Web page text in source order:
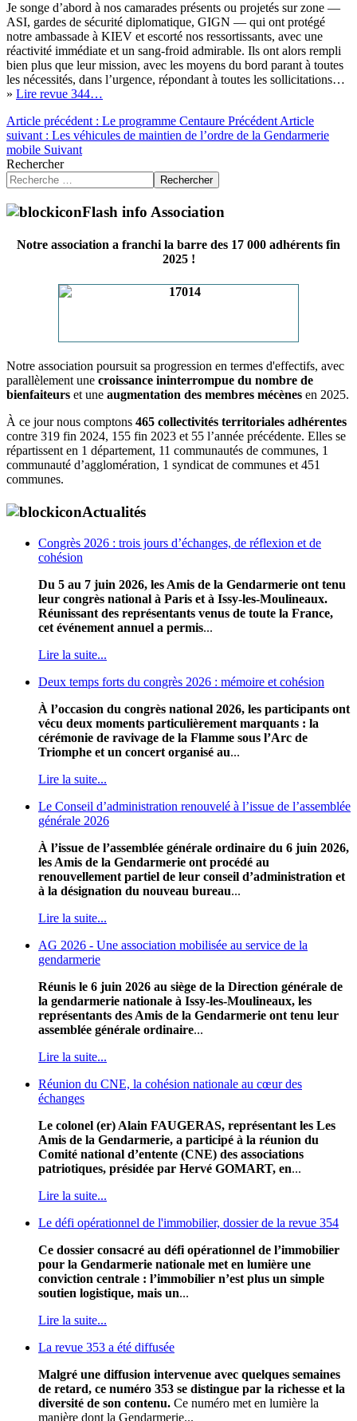
Je songe d’abord à nos camarades présents ou projetés sur zone —
ASI, gardes de sécurité diplomatique, GIGN — qui ont protégé
notre ambassade à KIEV et escorté nos ressortissants, avec une
réactivité immédiate et un sang-froid admirable. Ils ont alors rempli
bien plus que leur mission, avec les moyens du bord parant à toutes
les nécessités, dans l’urgence, répondant à toutes les sollicitations…
» Lire revue 344…
Article précédent : Le programme Centaure PrécédentArticle
suivant : Les véhicules de maintien de l’ordre de la Gendarmerie
mobile Suivant
Rechercher
Rechercher
Flash info Association
Notre association a franchi la barre des 17 000 adhérents fin
2025 !
Notre association poursuit sa progression en termes d'effectifs, avec
parallèlement une croissance ininterrompue du nombre de
bienfaiteurs et une augmentation des membres mécènes en 2025.
À ce jour nous comptons 465 collectivités territoriales adhérentes
contre 319 fin 2024, 155 fin 2023 et 55 l’année précédente. Elles se
répartissent en 1 département, 11 communautés de communes, 1
communauté d’agglomération, 1 syndicat de communes et 451
communes.
Actualités
Congrès 2026 : trois jours d’échanges, de réflexion et de
cohésion
Du 5 au 7 juin 2026, les Amis de la Gendarmerie ont tenu
leur congrès national à Paris et à Issy-les-Moulineaux.
Réunissant des représentants venus de toute la France,
cet événement annuel a permis...
Lire la suite...
Deux temps forts du congrès 2026 : mémoire et cohésion
À l’occasion du congrès national 2026, les participants ont
vécu deux moments particulièrement marquants : la
cérémonie de ravivage de la Flamme sous l’Arc de
Triomphe et un concert organisé au...
Lire la suite...
Le Conseil d’administration renouvelé à l’issue de l’assemblée
générale 2026
À l’issue de l’assemblée générale ordinaire du 6 juin 2026,
les Amis de la Gendarmerie ont procédé au
renouvellement partiel de leur conseil d’administration et
à la désignation du nouveau bureau...
Lire la suite...
AG 2026 - Une association mobilisée au service de la
gendarmerie
Réunis le 6 juin 2026 au siège de la Direction générale de
la gendarmerie nationale à Issy-les-Moulineaux, les
représentants des Amis de la Gendarmerie ont tenu leur
assemblée générale ordinaire...
Lire la suite...
Réunion du CNE, la cohésion nationale au cœur des
échanges
Le colonel (er) Alain FAUGERAS, représentant les Les
Amis de la Gendarmerie, a participé à la réunion du
Comité national d’entente (CNE) des associations
patriotiques, présidée par Hervé GOMART, en...
Lire la suite...
Le défi opérationnel de l'immobilier, dossier de la revue 354
Ce dossier consacré au défi opérationnel de l’immobilier
pour la Gendarmerie nationale met en lumière une
conviction centrale : l’immobilier n’est plus un simple
soutien logistique, mais un...
Lire la suite...
La revue 353 a été diffusée
Malgré une diffusion intervenue avec quelques semaines
de retard, ce numéro 353 se distingue par la richesse et la
diversité de son contenu. Ce numéro met en lumière la
manière dont la Gendarmerie...